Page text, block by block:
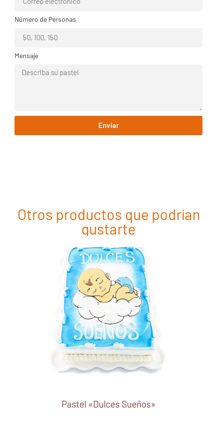
Número de Personas
Mensaje
Enviar
Otros productos que podrían
gustarte
Pastel «Dulces Sueños»